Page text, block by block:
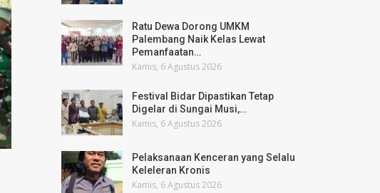
Ratu Dewa Dorong UMKM
Palembang Naik Kelas Lewat
Pemanfaatan…
Kamis, 6 Agustus 2026
Festival Bidar Dipastikan Tetap
Digelar di Sungai Musi,…
Kamis, 6 Agustus 2026
Pelaksanaan Kenceran yang Selalu
Keleleran Kronis
Kamis, 6 Agustus 2026